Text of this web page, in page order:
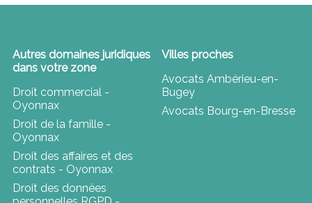
Autres domaines juridiques
dans votre zone
Droit commercial -
Oyonnax
Droit de la famille -
Oyonnax
Droit des affaires et des
contrats - Oyonnax
Droit des données
Villes proches
Avocats Ambérieu-en-
Bugey
Avocats Bourg-en-Bresse